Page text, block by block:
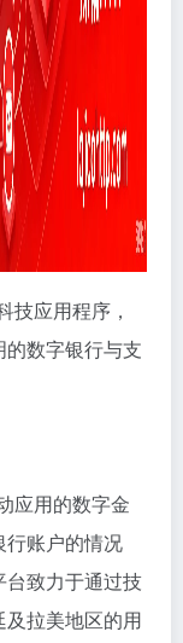
技应用程序，
数字银行与支
应用的数字金
行账户的情况
致力于通过技
拉美地区的用